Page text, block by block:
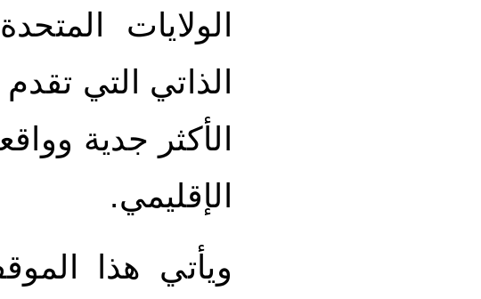
الولايات
الذاتي التي
الأكثر جدية
الإقليمي.
ويأتي هذا